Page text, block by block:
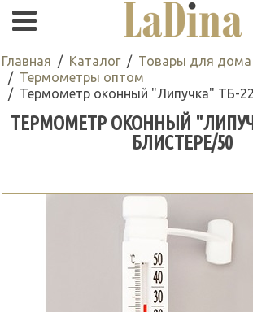
Главная Каталог
Товары для дома
Термометры оптом
Термометр оконный "Липучка" ТБ-
ТЕРМОМЕТР ОКОННЫЙ
БЛИСТЕРЕ/50